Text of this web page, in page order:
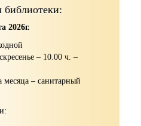
библиотеки:
2026г.
– 10.00 ч. –
месяца – санитарный